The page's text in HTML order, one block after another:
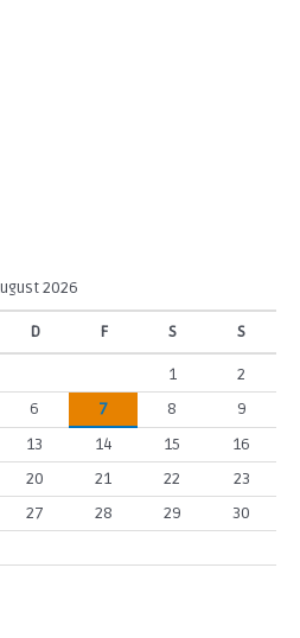
2026
D F S S
1
2
6 7 8
9
13 14 15
16
20 21 22
23
27 28 29
30